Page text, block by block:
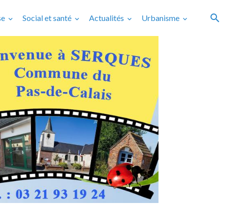
Social et santé Actualités Urbanisme